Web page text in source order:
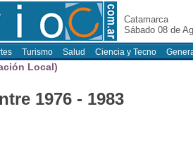
Catamarca
Sábado 08 de
Turismo Salud Ciencia y Tecno
Local)
1976 - 1983